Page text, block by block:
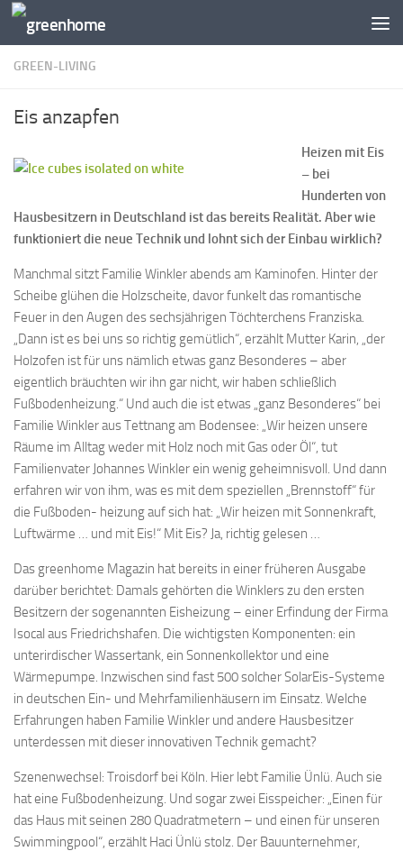
Zum Inhalt springen
GREEN-LIVING
Eis anzapfen
Heizen mit Eis
– bei
Hunderten von
Hausbesitzern in Deutschland ist das bereits Realität. Aber wie
funktioniert die neue Technik und lohnt sich der Einbau wirklich?
Manchmal sitzt Familie Winkler abends am Kaminofen. Hinter der
Scheibe glühen die Holzscheite, davor funkelt das romantische
Feuer in den Augen des sechsjährigen Töchterchens Franziska.
„Dann ist es bei uns so richtig gemütlich“, erzählt Mutter Karin, „der
Holzofen ist für uns nämlich etwas ganz Besonderes – aber
eigentlich bräuchten wir ihn gar nicht, wir haben schließlich
Fußbodenheizung.“ Und auch die ist etwas „ganz Besonderes“ bei
Familie Winkler aus Tettnang am Bodensee: „Wir heizen unsere
Räume im Alltag weder mit Holz noch mit Gas oder Öl“, tut
Familienvater Johannes Winkler ein wenig geheimnisvoll. Und dann
erfahren wir von ihm, was es mit dem speziellen „Brennstoff“ für
die Fußboden- heizung auf sich hat: „Wir heizen mit Sonnenkraft,
Luftwärme … und mit Eis!“ Mit Eis? Ja, richtig gelesen …
Das greenhome Magazin hat bereits in einer früheren Ausgabe
darüber berichtet: Damals gehörten die Winklers zu den ersten
Besitzern der sogenannten Eisheizung – einer Erfindung der Firma
Isocal aus Friedrichshafen. Die wichtigsten Komponenten: ein
unterirdischer Wassertank, ein Sonnenkollektor und eine
Wärmepumpe. Inzwischen sind fast 500 solcher SolarEis-Systeme
in deutschen Ein- und Mehrfamilienhäusern im Einsatz. Welche
Erfahrungen haben Familie Winkler und andere Hausbesitzer
unterdessen mit dieser innovativen Technik gemacht?
Szenenwechsel: Troisdorf bei Köln. Hier lebt Familie Ünlü. Auch sie
hat eine Fußbodenheizung. Und sogar zwei Eisspeicher: „Einen für
das Haus mit seinen 280 Quadratmetern – und einen für unseren
Swimmingpool“, erzählt Haci Ünlü stolz. Der Bauunternehmer,